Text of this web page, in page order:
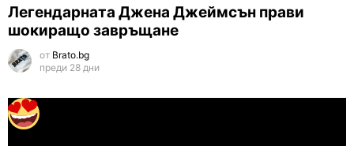
Легендарната Джена Джеймсън прави
шокиращо завръщане
от Brato.bg
преди 28 дни